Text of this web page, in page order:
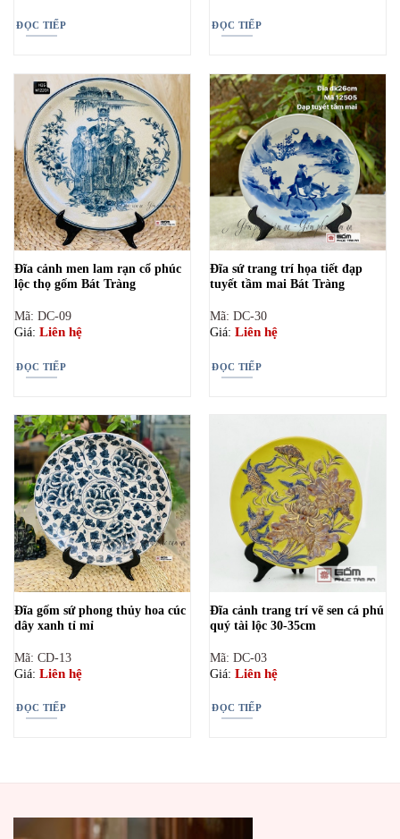
ĐỌC TIẾP ĐỌC TIẾP
Đĩa cảnh men lam rạn cổ phúc
lộc thọ gốm Bát Tràng
Mã: DC-09
Giá: Liên hệ
ĐỌC TIẾP
Đĩa sứ trang trí họa tiết đạp
tuyết tầm mai Bát Tràng
Mã: DC-30
Giá: Liên hệ
ĐỌC TIẾP
Đĩa gốm sứ phong thủy hoa cúc
dây xanh tỉ mỉ
Mã: CD-13
Giá: Liên hệ
ĐỌC TIẾP
Đĩa cảnh trang trí vẽ sen cá phú
quý tài lộc 30-35cm
Mã: DC-03
Giá: Liên hệ
ĐỌC TIẾP